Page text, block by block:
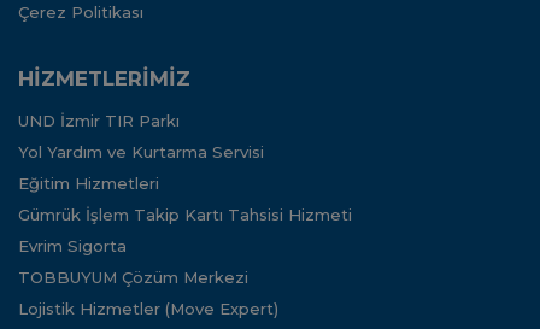
Çerez Politikası
HİZMETLERİMİZ
UND İzmir TIR Parkı
Yol Yardım ve Kurtarma Servisi
Eğitim Hizmetleri
Gümrük İşlem Takip Kartı Tahsisi Hizmeti
Evrim Sigorta
TOBBUYUM Çözüm Merkezi
Lojistik Hizmetler (Move Expert)